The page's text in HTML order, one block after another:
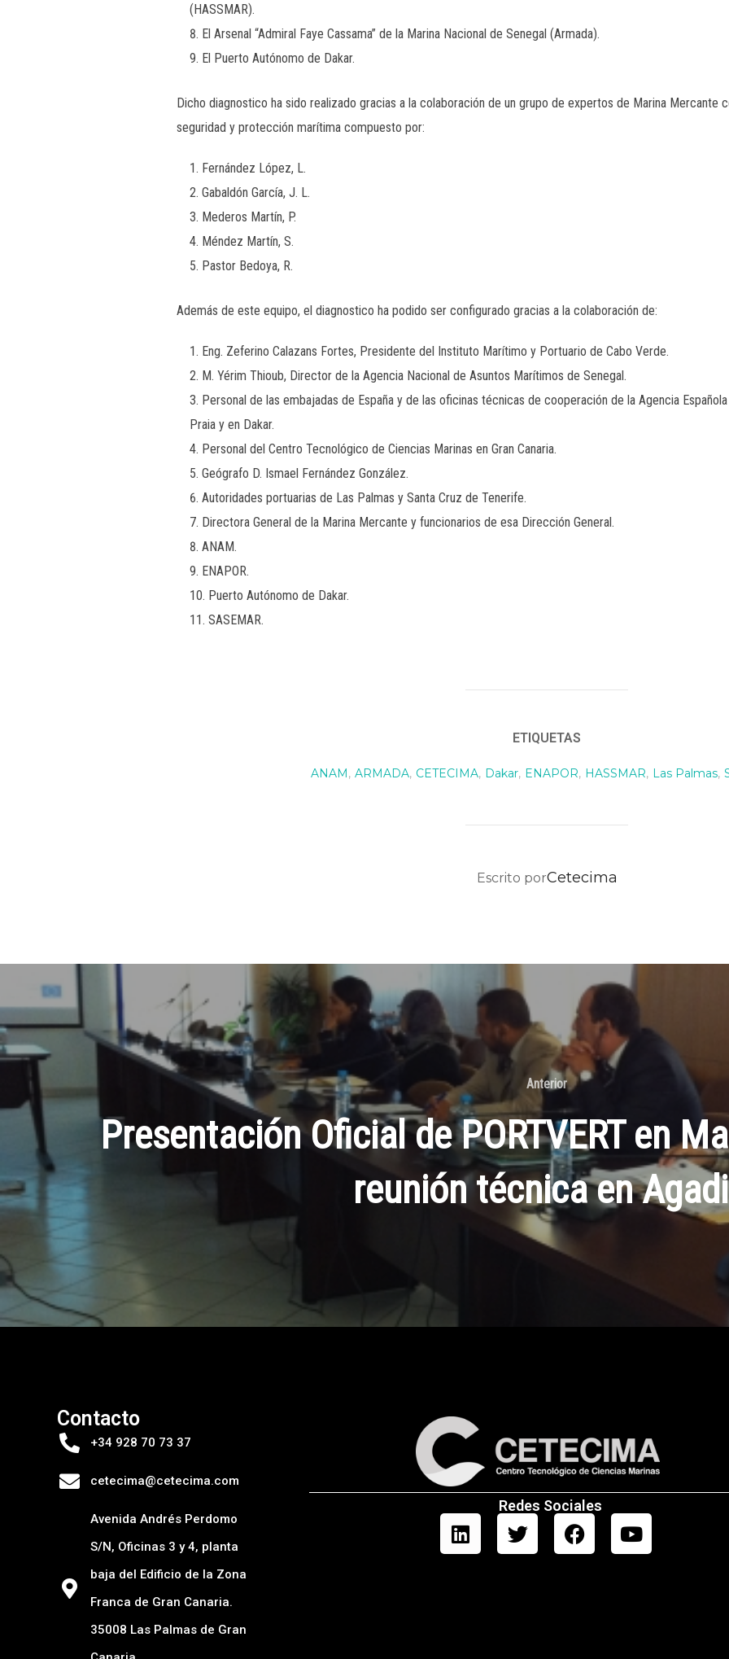
(HASSMAR).
El Arsenal “Admiral Faye Cassama” de la Marina Nacional de Senegal (Armada).
El Puerto Autónomo de Dakar.
Dicho diagnostico ha sido realizado gracias a la colaboración de un grupo de expertos de Marina Mercante
seguridad y protección marítima compuesto por:
Fernández López, L.
Gabaldón García, J. L.
Mederos Martín, P.
Méndez Martín, S.
Pastor Bedoya, R.
Además de este equipo, el diagnostico ha podido ser configurado gracias a la colaboración de:
Eng. Zeferino Calazans Fortes, Presidente del Instituto Marítimo y Portuario de Cabo Verde.
M. Yérim Thioub, Director de la Agencia Nacional de Asuntos Marítimos de Senegal.
Personal de las embajadas de España y de las oficinas técnicas de cooperación de la Agencia
Praia y en Dakar.
Personal del Centro Tecnológico de Ciencias Marinas en Gran Canaria.
Geógrafo D. Ismael Fernández González.
Autoridades portuarias de Las Palmas y Santa Cruz de Tenerife.
Directora General de la Marina Mercante y funcionarios de esa Dirección General.
ANAM.
ENAPOR.
Puerto Autónomo de Dakar.
SASEMAR.
ETIQUETAS
ANAM, ARMADA, CETECIMA, Dakar, ENAPOR, HASSMAR, Las Palmas,
AUTOR DE LA PUBLICACIÓN
Escrito porCetecima
Anterior
Presentación Oficial de PORTVERT en
reunión técnica en
Contacto
+34 928 70 73 37
cetecima@cetecima.com
Avenida Andrés Perdomo
S/N, Oficinas 3 y 4, planta
baja del Edificio de la Zona
Franca de Gran Canaria.
35008 Las Palmas de Gran
Redes Sociales